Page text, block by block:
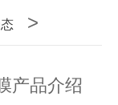
>
产品介绍